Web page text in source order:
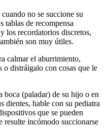
no se succione su
tablas de recompensa
los recordatorios discretos,
son muy útiles.
calmar el aburrimiento,
o distráigalo con cosas que le
boca (paladar) de su hijo o en
dientes, hable con su pediatra
que se pueden
resulte incómodo succionarse